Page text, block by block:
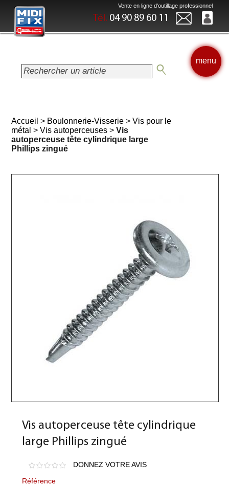
Vente en ligne d'outillage professionnel
Tél. 04 90 89 60 11
menu
Accueil > Boulonnerie-Visserie >Vis pour le
métal >Vis autoperceuses >Vis
autoperceuse tête cylindrique large
Phillips zingué
Vis autoperceuse tête cylindrique
large Phillips zingué
DONNEZ VOTRE AVIS
Référence